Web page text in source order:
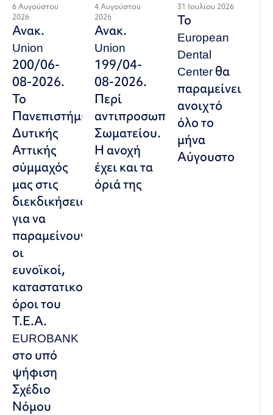
6 Αυγούστου
2026
Ανακ.
Union
200/06-
08-2026.
Το
Πανεπιστήμιο
Δυτικής
Αττικής
σύμμαχός
μας στις
διεκδικήσεις,
για να
παραμείνουν
οι
ευνοϊκοί,
καταστατικοί
όροι του
Τ.Ε.Α.
EUROBANK
στο υπό
ψήφιση
Σχέδιο
Νόμου
4 Αυγούστου
2026
Ανακ.
Union
199/04-
08-2026.
Περί
αντιπροσωπευτικού
Σωματείου.
Η ανοχή
έχει και τα
όριά της
31 Ιουλίου 2026
Το
European
Dental
Center θα
παραμείνει
ανοιχτό
όλο το
μήνα
Αύγουστο